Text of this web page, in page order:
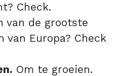
Check.
van de grootste
van Europa? Check
Om te groeien.